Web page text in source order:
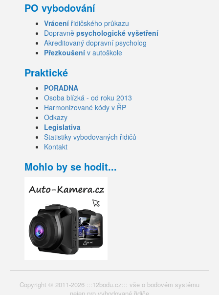
PO vybodování
Vrácení řidičského průkazu
Dopravně psychologické vyšetření
Akreditovaný dopravní psycholog
Přezkoušení v autoškole
Praktické
PORADNA
Osoba blízká - od roku 2013
Harmonizované kódy v ŘP
Odkazy
Legislativa
Statistiky vybodovaných řidičů
Kontakt
Mohlo by se hodit...
Copyright © 2011-2026 :::12bodu.cz::: vše o bodovém systému